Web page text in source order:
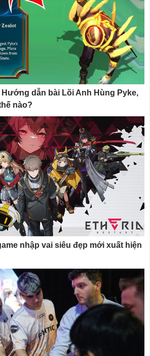
Hướng dẫn bài Lõi Anh Hùng Pyke,
nào?
nhập vai siêu đẹp mới xuất hiện